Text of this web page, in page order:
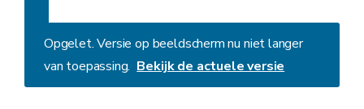
Opgelet. Versie op beeldscherm nu niet langer
van toepassing. Bekijk de actuele versie